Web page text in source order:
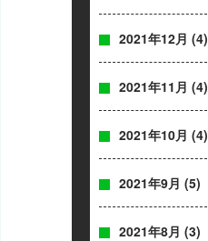
2021年12月 (4)
2021年11月 (4)
2021年10月 (4)
2021年9月 (5)
2021年8月 (3)